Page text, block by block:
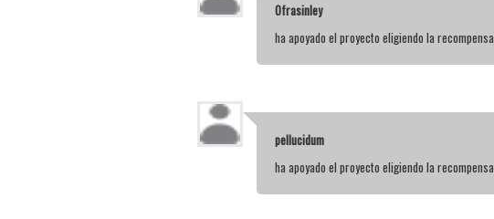
Ofrasinley
ha apoyado el proyecto eligiendo la recompensa
pellucidum
ha apoyado el proyecto eligiendo la recompensa